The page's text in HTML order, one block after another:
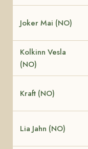
Joker Mai (NO)
Kolkinn Vesla
(NO)
Kraft (NO)
Lia Jahn (NO)